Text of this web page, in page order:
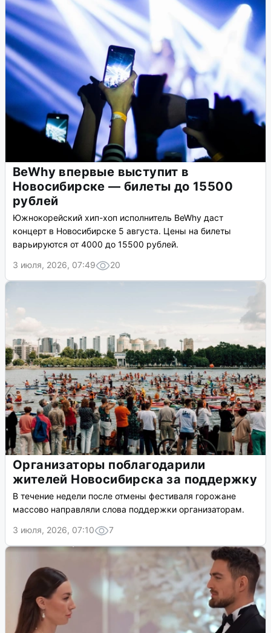
BeWhy впервые выступит в
Новосибирске — билеты до 15500
рублей
Южнокорейский хип-хоп исполнитель BeWhy даст
концерт в Новосибирске 5 августа. Цены на билеты
варьируются от 4000 до 15500 рублей.
3 июля, 2026, 07:49
20
Организаторы поблагодарили
жителей Новосибирска за поддержку
В течение недели после отмены фестиваля горожане
массово направляли слова поддержки организаторам.
3 июля, 2026, 07:10
7